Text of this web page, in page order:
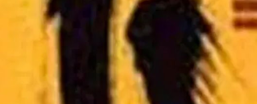
heijastelee kiinalaisen filosofian ajatuksia ja näkemyksiä henkisestä kasvusta
nopeasti perille siitä, miten I Chingin viisaus toimii.